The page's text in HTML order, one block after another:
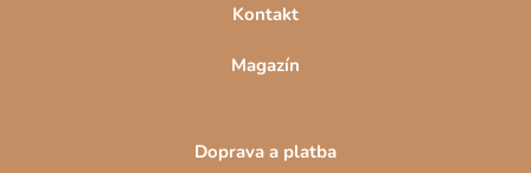
Kontakt
Magazín
Doprava a platba